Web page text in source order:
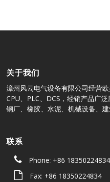
关于我们
漳州风云电气设备有限公司经营
CPU、PLC、DCS，经销产品广
钢厂、橡胶、水泥、机械设备、建
联系
Phone: +86 18350224834
Fax: +86 18350224834